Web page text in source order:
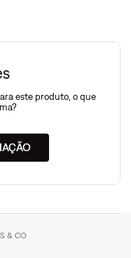
este produto, o que
& CO